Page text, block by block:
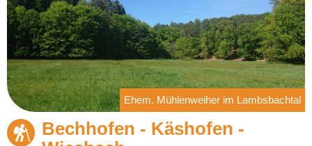
Ehem. Mühlenweiher im Lambsbachtal
Bechhofen - Käshofen -